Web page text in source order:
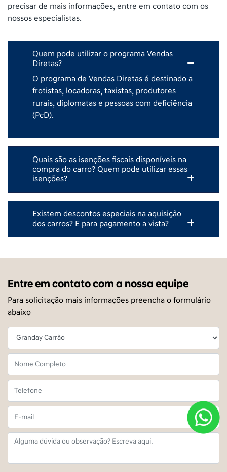
precisar de mais informações, entre em contato com os
nossos especialistas.
Quem pode utilizar o programa Vendas
Diretas?
O programa de Vendas Diretas é destinado a
frotistas, locadoras, taxistas, produtores
rurais, diplomatas e pessoas com deficiência
(PcD).
Quais são as isenções fiscais disponíveis na
compra do carro? Quem pode utilizar essas
isenções?
Existem descontos especiais na aquisição
dos carros? E para pagamento a vista?
Entre em contato com a nossa equipe
Para solicitação mais informações preencha o formulário
abaixo